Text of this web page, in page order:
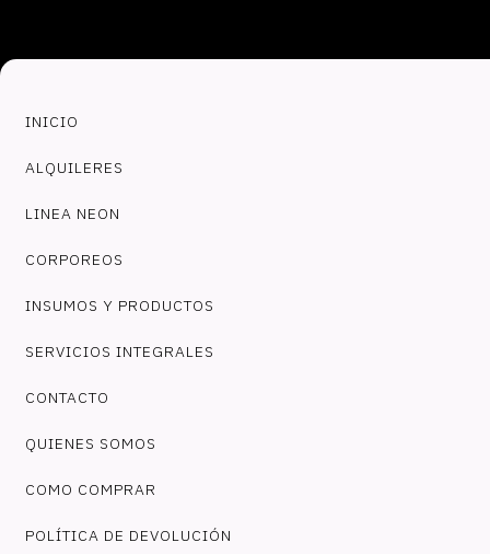
INICIO
ALQUILERES
LINEA NEON
CORPOREOS
INSUMOS Y PRODUCTOS
SERVICIOS INTEGRALES
CONTACTO
QUIENES SOMOS
COMO COMPRAR
POLÍTICA DE DEVOLUCIÓN